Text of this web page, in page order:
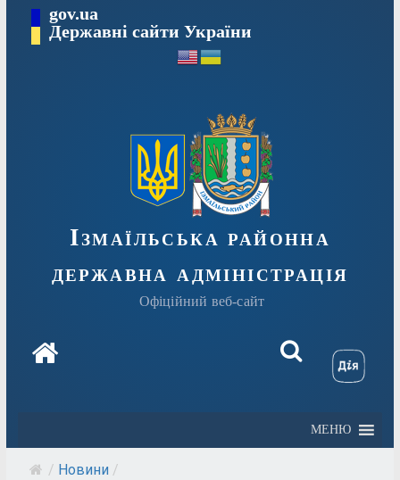
вмісту
gov.ua
Державні сайти України
Ізмаїльська районна
державна адміністрація
Офіційний веб-сайт
МЕНЮ
/ Новини /